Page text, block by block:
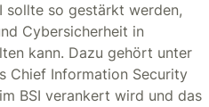
sollte so gestärkt werden,
Cybersicherheit in
kann. Dazu gehört unter
Chief Information Security
BSI verankert wird und das